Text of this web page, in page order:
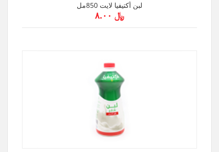
لبن أكتيفيا لايت 850مل
﷼ ۸.۰۰